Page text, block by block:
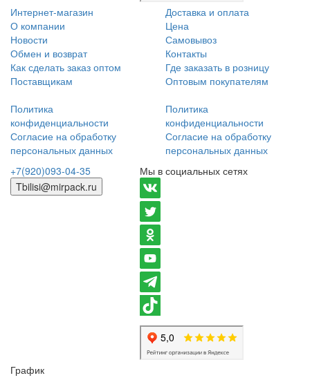
Интернет-магазин
О компании
Новости
Обмен и возврат
Как сделать заказ оптом
Поставщикам
Политика
конфиденциальности
Согласие на обработку
персональных данных
Доставка и оплата
Цена
Самовывоз
Контакты
Где заказать в розницу
Оптовым покупателям
Политика
конфиденциальности
Согласие на обработку
персональных данных
+7(920)093-04-35
Tbilisi@mirpack.ru
Мы в социальных сетях
График